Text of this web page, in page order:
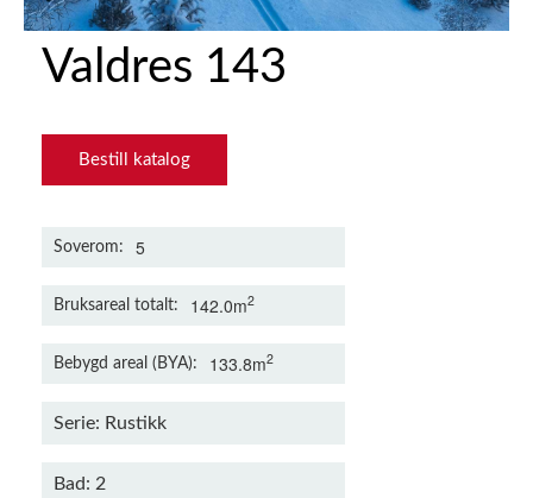
Valdres 143
Bestill katalog
Soverom 5
Bruksareal totalt 142.0m2
Bebygd areal (BYA) 133.8m2
Serie: Rustikk
Bad: 2